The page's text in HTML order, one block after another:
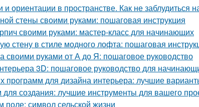
и ориентации в пространстве. Как не заблудиться
стены своими руками: пошаговая инструкция
своими руками: мастер-класс для начинающих
стену в стиле модного лофта: пошаговая
своими руками от А до Я: пошаговое руководство
3D: пошаговое руководство для
программ для дизайна интерьера: лучшие
создания: лучшие инструменты для вашего
поле: символ сельской жизни